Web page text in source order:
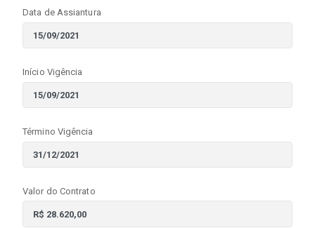
Data de Assiantura
Início Vigência
Término Vigência
Valor do Contrato